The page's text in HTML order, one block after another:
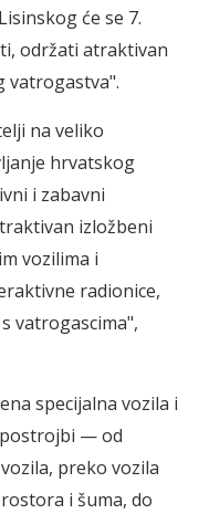
će se 7.
održati atraktivan
vatrogastva".
na veliko
hrvatskog
i zabavni
izložbeni
vozilima i
radionice,
vatrogascima",
specijalna vozila i
— od
preko vozila
i šuma, do